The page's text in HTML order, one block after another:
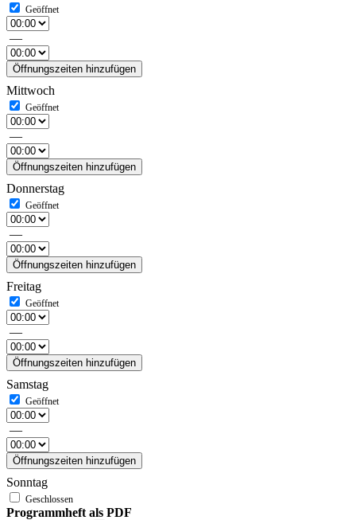
—
Öffnungszeiten hinzufügen
Mittwoch
—
Öffnungszeiten hinzufügen
Donnerstag
—
Öffnungszeiten hinzufügen
Freitag
—
Öffnungszeiten hinzufügen
Samstag
—
Öffnungszeiten hinzufügen
Sonntag
Programmheft als PDF